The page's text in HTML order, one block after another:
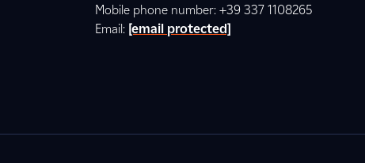
Mobile phone number: +39 337 1108265
Email: [email protected]